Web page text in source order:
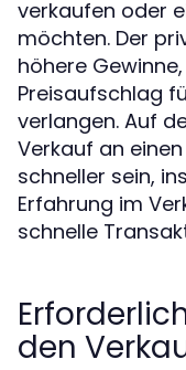
verkaufen oder
möchten. Der
höhere
Preisaufschlag
verlangen. Auf
Verkauf an
schneller sein,
Erfahrung im
schnelle
den